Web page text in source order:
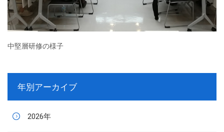
中堅層研修の様子
年別アーカイブ
2026年